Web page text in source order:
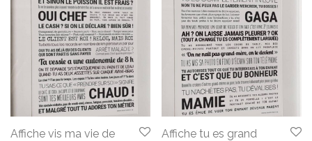
Affiche vis ma vie de
Affiche tu es grand